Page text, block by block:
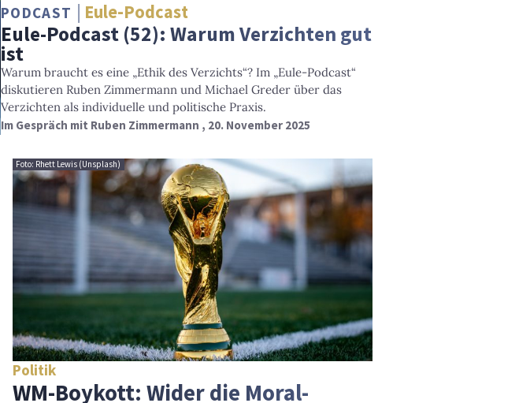
PODCAST Eule-Podcast
Eule-Podcast (52): Warum Verzichten gut
ist
Warum braucht es eine „Ethik des Verzichts“? Im „Eule-Podcast“
diskutieren Ruben Zimmermann und Michael Greder über das
Verzichten als individuelle und politische Praxis.
Im Gespräch mit Ruben Zimmermann , 20. November 2025
Foto: Rhett Lewis (Unsplash)
Politik
WM-Boykott: Wider die Moral-